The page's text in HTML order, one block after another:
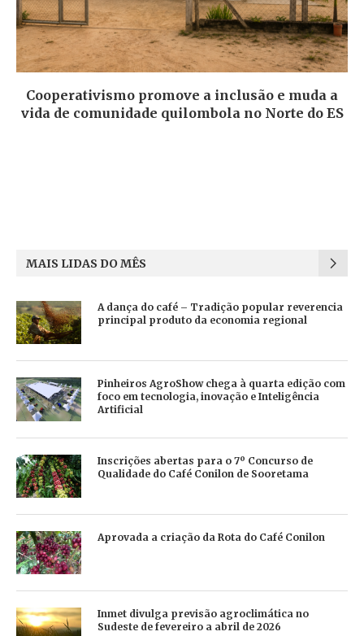
Cooperativismo promove a inclusão e muda a
vida de comunidade quilombola no Norte do ES
MAIS LIDAS DO MÊS
A dança do café – Tradição popular reverencia
principal produto da economia regional
Pinheiros AgroShow chega à quarta edição com
foco em tecnologia, inovação e Inteligência
Artificial
Inscrições abertas para o 7º Concurso de
Qualidade do Café Conilon de Sooretama
Aprovada a criação da Rota do Café Conilon
Inmet divulga previsão agroclimática no
Sudeste de fevereiro a abril de 2026